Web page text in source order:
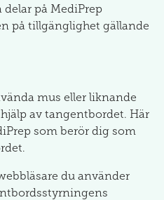
på MediPrep
på tillgänglighet gällande
mus eller liknande
av tangentbordet. Här
som berör dig som
du använder